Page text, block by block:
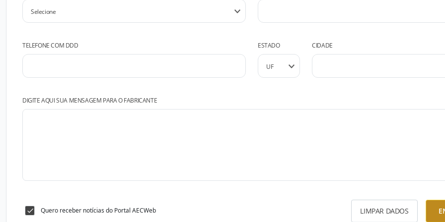
TELEFONE COM DDD ESTADO CIDADE
DIGITE AQUI SUA MENSAGEM PARA O FABRICANTE
Quero receber notícias do Portal AECWeb LIMPAR DADOS